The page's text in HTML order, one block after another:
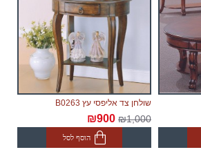
שולחן צד אליפסי עץ B0263
₪1,000
₪900
הוסף לסל